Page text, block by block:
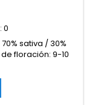
0
sativa / 30%
floración: 9-10
500-600
planta (lista a
interior; hasta
y frescos, con...